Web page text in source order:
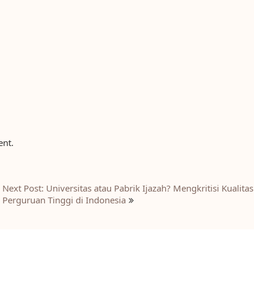
Next Post: Universitas atau Pabrik Ijazah? Mengkritisi Kualitas
Perguruan Tinggi di Indonesia